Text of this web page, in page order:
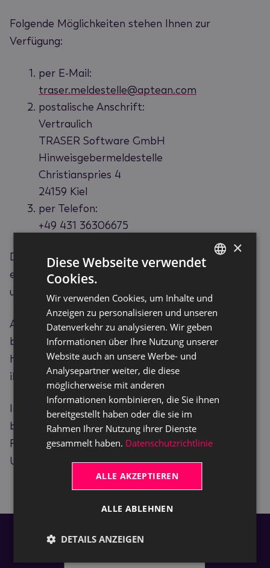
Folgende Möglichkeiten stehen Ihnen zur
Verfügung:
per E-Mail:
traser.meldestelle@aptean.com
postalische Anschrift:
Vertraulich
TRASER Software GmbH
Hinweisgebermeldestelle
Christianspries 4
24159 Kiel
per Telefon:
+49 431 36306675
Die abgegebenen Meldungen durchlaufen dann
einen definierten Prozess und werden detailliert
und unabhängig geprüft.
Alle Meldungen werden vertraulich durch die
beauftragten Personen behandelt und die
hinweisgebende Person entscheidet selbst, ob sie
ihre Identität wahren möchte oder nicht.
Im Sinne der Fairness möchten wir jedoch
betonen, dass solange ein Verstoß bzw.
Fehlverhalten nicht nachgewiesen ist, die
Unschuldsvermutung besteht.
ENGLISH
×
Diese Webseite verwendet
Cookies.
Wir verwenden Cookies, um Inhalte und
Anzeigen zu personalisieren und unseren
Datenverkehr zu analysieren. Wir geben
Informationen über Ihre Nutzung unserer
Website auch an unsere Werbe- und
Analysepartner weiter, die diese
möglicherweise mit anderen
Informationen kombinieren, die Sie ihnen
bereitgestellt haben oder die sie im
Rahmen Ihrer Nutzung ihrer Dienste
gesammelt haben. Datenschutzrichtlinie
ALLE AKZEPTIEREN
ALLE ABLEHNEN
DETAILS ANZEIGEN